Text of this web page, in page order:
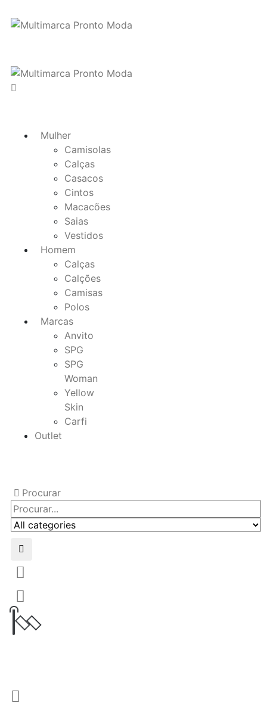
Mulher
Camisolas
Calças
Casacos
Cintos
Macacões
Saias
Vestidos
Homem
Calças
Calções
Camisas
Polos
Marcas
Anvito
SPG
SPG
Woman
Yellow
Skin
Carfi
Outlet
Procurar